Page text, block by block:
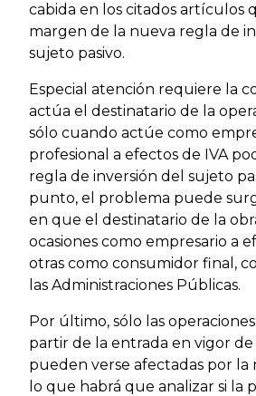
cabida en los citados artículos
margen de la nueva regla de
sujeto pasivo.
Especial atención requiere la
actúa el destinatario de la
sólo cuando actúe como
profesional a efectos de IVA
regla de inversión del sujeto
punto, el problema puede
en que el destinatario de la
ocasiones como empresario a
otras como consumidor final,
las Administraciones Públicas.
Por último, sólo las
partir de la entrada en vigor
pueden verse afectadas por la
lo que habrá que analizar si la